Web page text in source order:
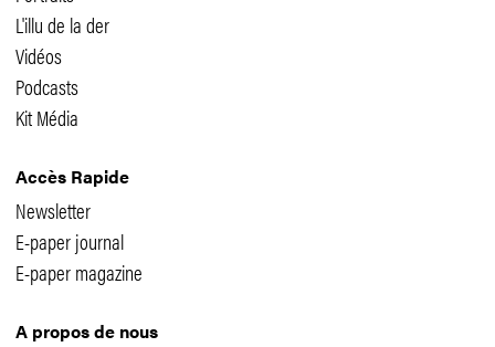
L'illu de la der
Vidéos
Podcasts
Kit Média
Accès Rapide
Newsletter
E-paper journal
E-paper magazine
A propos de nous